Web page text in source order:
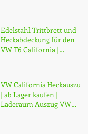
Edelstahl Trittbrett und
Heckabdeckung für den
VW T6 California |
VW California Heckauszug
| ab Lager kaufen |
Laderaum Auszug VW